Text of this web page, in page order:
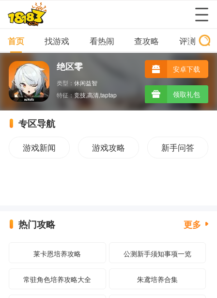
首页 找游戏 看热闹 查攻略 评测
绝区零
类型：休闲益智
特征：竞技,高清,taptap
安卓下载
领取礼包
专区导航
游戏新闻 游戏攻略 新手问答
热门攻略 更多
莱卡恩培养攻略 公测新手须知事项一览
常驻角色培养攻略大全 朱鸢培养合集